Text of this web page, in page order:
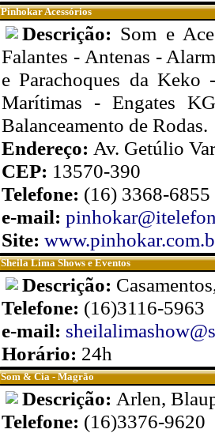
Pinhokar Acessórios
Descrição: Som e
Falantes - Antenas -
e Parachoques da Keko
Marítimas - Engates
Balanceamento de Rodas.
Endereço: Av. Getúlio
CEP: 13570-390
Telefone: (16) 3368-6855
e-mail:
Site:
Sheila Lima Shows e Eventos
Descrição:
Telefone: (16)3116-5963
e-mail:
Horário: 24h
Som & Cia - Magrão
Descrição: Arlen,
Telefone: (16)3376-9620